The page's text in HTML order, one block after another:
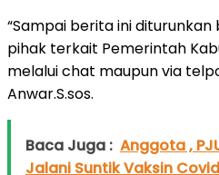
“Sampai berita ini
pihak terkait Pemerintah
melalui chat maupun via
Anwar.S.sos.
Baca Juga : Anggota ,
Jalani Suntik Vaksin